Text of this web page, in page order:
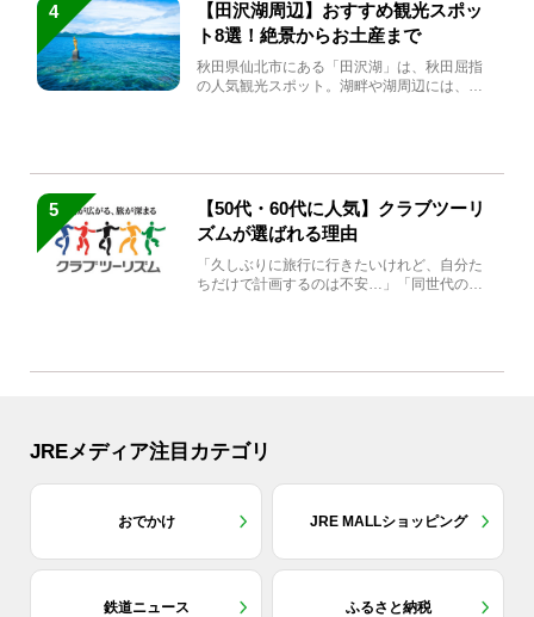
4
【田沢湖周辺】おすすめ観光スポッ
ト8選！絶景からお土産まで
秋田県仙北市にある「田沢湖」は、秋田屈指
の人気観光スポット。湖畔や湖周辺には、田
5
【50代・60代に人気】クラブツーリ
ズムが選ばれる理由
「久しぶりに旅行に行きたいけれど、自分た
ちだけで計画するのは不安…」「同世代の方
JREメディア注目カテゴリ
おでかけ JRE MALLショッピング
鉄道ニュース ふるさと納税